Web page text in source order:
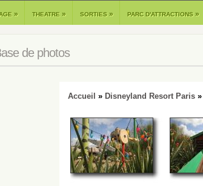
» THEATRE » SORTIES » PARC D'ATTRACTIONS »
de photos
Accueil » Disneyland Resort Paris»